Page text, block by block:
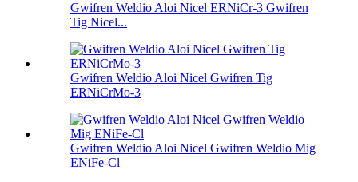
Gwifren Weldio Aloi Nicel ERNiCr-3 Gwifren
Tig Nicel...
Gwifren Weldio Aloi Nicel Gwifren Tig
ERNiCrMo-3
Gwifren Weldio Aloi Nicel Gwifren Weldio Mig
ENiFe-Cl